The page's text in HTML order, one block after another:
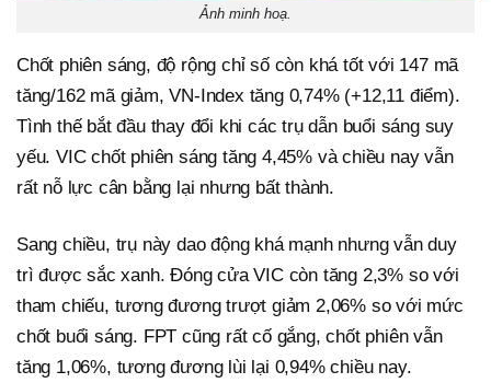
Ảnh minh hoạ.
Chốt phiên sáng, độ rộng chỉ số còn khá tốt với 147 mã
tăng/162 mã giảm, VN-Index tăng 0,74% (+12,11 điểm).
Tình thế bắt đầu thay đổi khi các trụ dẫn buổi sáng suy
yếu. VIC chốt phiên sáng tăng 4,45% và chiều nay vẫn
rất nỗ lực cân bằng lại nhưng bất thành.
Sang chiều, trụ này dao động khá mạnh nhưng vẫn duy
trì được sắc xanh. Đóng cửa VIC còn tăng 2,3% so với
tham chiếu, tương đương trượt giảm 2,06% so với mức
chốt buổi sáng. FPT cũng rất cố gắng, chốt phiên vẫn
tăng 1,06%, tương đương lùi lại 0,94% chiều nay.